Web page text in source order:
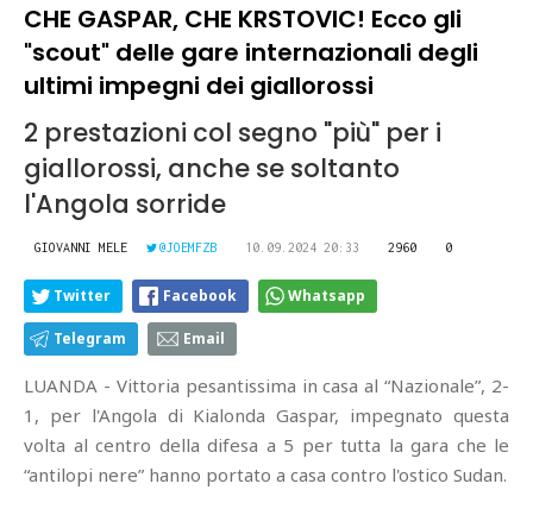
CHE GASPAR, CHE KRSTOVIC! Ecco gli
"scout" delle gare internazionali degli
ultimi impegni dei giallorossi
2 prestazioni col segno "più" per i
giallorossi, anche se soltanto
l'Angola sorride
GIOVANNI MELE @JOEMFZB 10.09.2024 20:33 2960 0
Twitter Facebook Whatsapp
Telegram Email
LUANDA - Vittoria pesantissima in casa al “Nazionale”, 2-
1, per l'Angola di Kialonda Gaspar, impegnato questa
volta al centro della difesa a 5 per tutta la gara che le
“antilopi nere” hanno portato a casa contro l'ostico Sudan.